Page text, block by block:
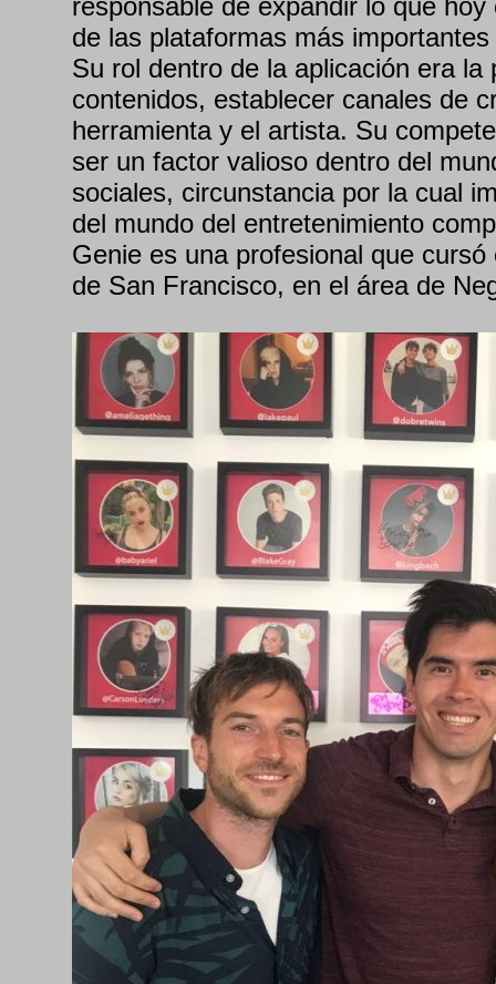
responsable de expandir lo que
de las plataformas más
Su rol dentro de la aplicación era la
contenidos, establecer canales de
herramienta y el artista. Su
ser un factor valioso dentro del
sociales, circunstancia por la cual
del mundo del entretenimiento
Genie es una profesional que
de San Francisco, en el área de